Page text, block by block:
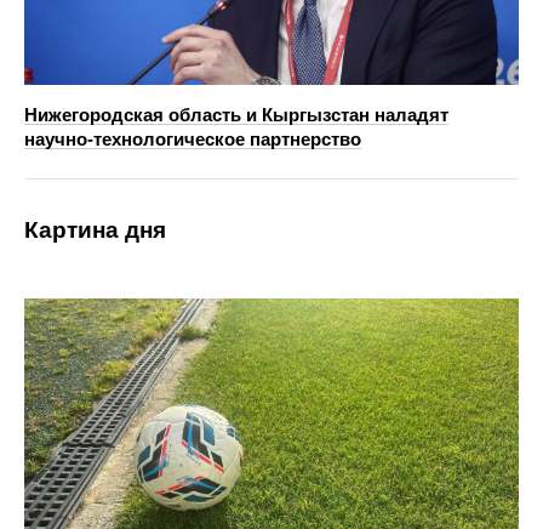
Нижегородская область и Кыргызстан наладят
научно‑технологическое партнерство
Картина дня